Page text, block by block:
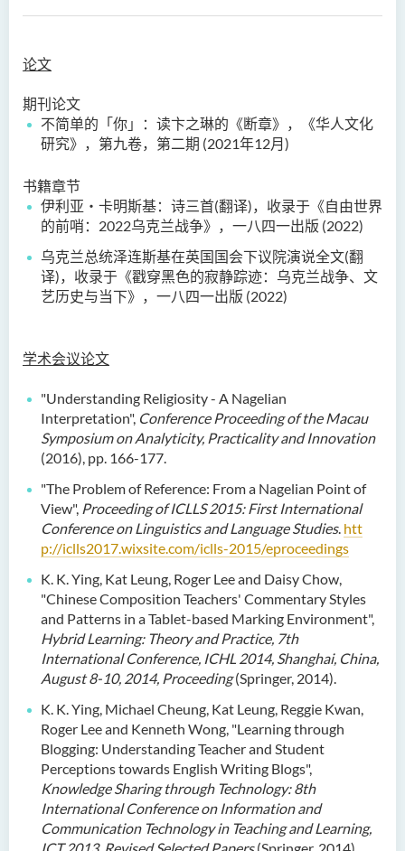
论文
期刊论文
不简单的「你」：读卞之琳的《断章》，《华人文化
研究》，第九卷，第二期 (2021年12月)
书籍章节
伊利亚‧卡明斯基：诗三首(翻译)，收录于《自由世界
的前哨：2022乌克兰战争》，一八四一出版 (2022)
乌克兰总统泽连斯基在英国国会下议院演说全文(翻
译)，收录于《戳穿黑色的寂静踪迹：乌克兰战争、文
艺历史与当下》，一八四一出版 (2022)
学术会议论文
"Understanding Religiosity - A Nagelian
Interpretation", Conference Proceeding of the Macau
Symposium on Analyticity, Practicality and Innovation
(2016), pp. 166-177.
"The Problem of Reference: From a Nagelian Point of
View", Proceeding of ICLLS 2015: First International
Conference on Linguistics and Language Studies. htt
p://iclls2017.wixsite.com/iclls-2015/eproceedings
K. K. Ying, Kat Leung, Roger Lee and Daisy Chow,
"Chinese Composition Teachers' Commentary Styles
and Patterns in a Tablet-based Marking Environment",
Hybrid Learning: Theory and Practice, 7th
International Conference, ICHL 2014, Shanghai, China,
August 8-10, 2014, Proceeding(Springer, 2014).
K. K. Ying, Michael Cheung, Kat Leung, Reggie Kwan,
Roger Lee and Kenneth Wong, "Learning through
Blogging: Understanding Teacher and Student
Perceptions towards English Writing Blogs",
Knowledge Sharing through Technology: 8th
International Conference on Information and
Communication Technology in Teaching and Learning,